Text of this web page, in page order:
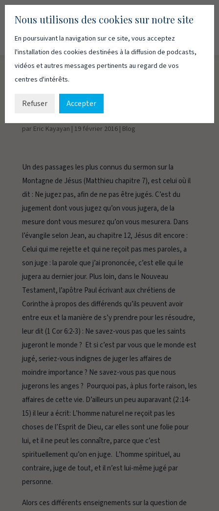
JUGER OU NE PAS
JUGER?
par Eric Kayayan | 19 février 2016| Blog
Un des passages les plus connus du sermon sur la
Montagne de Jésus (Matthieu chapitre 7), est celui où il
dit : Ne jugez pas, afin de ne pas être jugés. C’est du
jugement dont vous jugez qu’on vous jugera, de la
mesure dont vous mesurez qu’on vous mesurera. Dans
l’évangile selon Jean, au chapitre 12, Jésus dit encore :
Celui qui me rejette et qui ne reçoit pas mes paroles, a
son juge : la parole que j’ai prononcée, c’est elle qui le
jugera au dernier jour. Plus loin, dans le Nouveau
Testament, l’apôtre Paul écrivant aux chrétiens de
Corinthe à propos des différends qu’ils peuvent avoir
entre eux et la manière de s’y prendre pour les résoudre,
leur dit (1 Cor 6:2-3) : Ne savez-vous pas que les saints
jugeront le monde ? Et si c’est par vous que le monde est
jugé, seriez-vous indignes de juger les affaires de
moindre importance ? Ne savez-vous pas que nous
jugerons les anges ? Pourquoi pas, à plus forte raison, les
affaires de cette vie. D’ailleurs un peu auparavant (2 :14-
15) il leur a écrit: L’homme naturel ne reçoit pas les
choses de l’Esprit de Dieu, car elles sont une folie pour
lui, et il ne peut les connaître, parce que c’est
spirituellement qu’on en juge. L’homme spirituel, au
contraire, juge de tout, et il n’est lui-même jugé par
personne.
Alors ces différents enseignements sur la question de
Nous utilisons des cookies sur notre site
En poursuivant la navigation sur ce site, vous acceptez
l'installation des cookies destinées à la diffusion de podcasts,
vidéos et autres messages pertinents au regard de vos
centres d'intérêts.
Refuser Accepter